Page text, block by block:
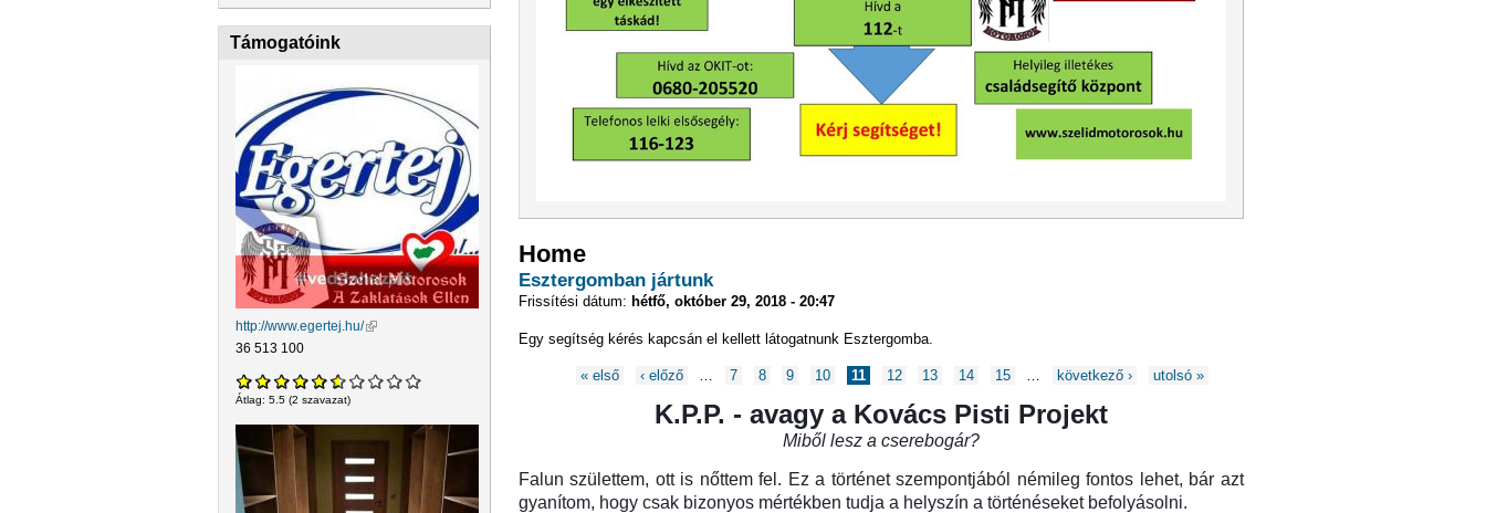
Támogatóink
http://www.egertej.hu/(külső hivatkozás)
36 513 100
Átlag: 5.5 (2 szavazat)
Home
Esztergomban jártunk
Frissítési dátum: hétfő, október 29, 2018 - 20:47
Egy segítség kérés kapcsán el kellett látogatnunk Esztergomba.
Oldalak« első ‹ előző … 7 8 9 10 11 12 13 14 15 … következő › utolsó »
K.P.P. - avagy a Kovács Pisti Projekt
Miből lesz a cserebogár?
Falun születtem, ott is nőttem fel. Ez a történet szempontjából némileg fontos lehet, bár azt
gyanítom, hogy csak bizonyos mértékben tudja a helyszín a történéseket befolyásolni.